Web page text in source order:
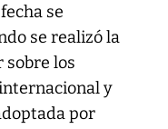
se
se realizó la
sobre los
y
por